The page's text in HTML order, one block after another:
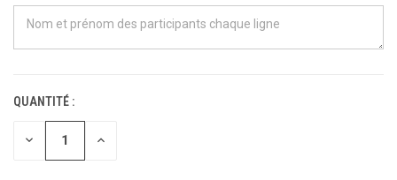
STOCK
ACTUEL :
QUANTITÉ :
DIMINUER
QUANTITÉ
AUGMENTER